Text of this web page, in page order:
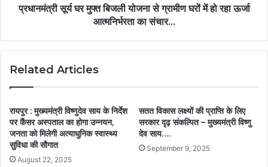
प्रधानमंत्री सूर्य घर मुफ्त बिजली योजना से ग्रामीण घरों में हो रहा ऊर्जा
आत्मनिर्भरता का संचार…
Related Articles
रायपुर : मुख्यमंत्री विष्णुदेव साय के निर्देश
पर कैंसर अस्पताल का होगा उन्नयन,
जनता को मिलेगी अत्याधुनिक स्वास्थ्य
सुविधा की सौगात
August 22, 2025
सतत विकास लक्ष्यों की प्राप्ति के लिए
सरकार दृढ़ संकल्पित – मुख्यमंत्री विष्णु
देव साय….
September 9, 2025